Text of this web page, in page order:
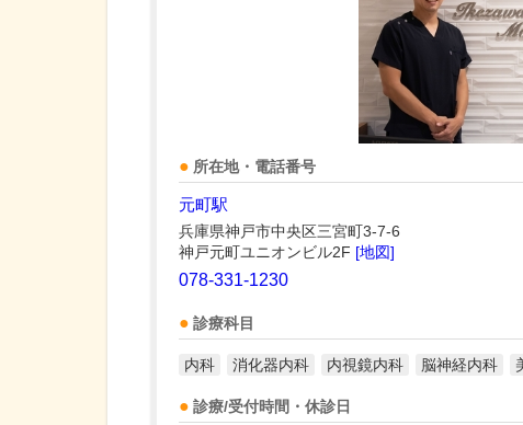
所在地・電話番号
元町駅
兵庫県神戸市中央区三宮町3-7-6
神戸元町ユニオンビル2F [地図]
078-331-1230
診療科目
内科 消化器内科 内視鏡内科 脳神経内科
診療/受付時間・休診日